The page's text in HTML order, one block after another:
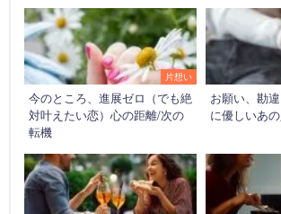
片想い
今のところ、進展ゼロ（でも絶
対叶えたい恋）心の距離/次の
転機
お願い、勘
に優しいあ